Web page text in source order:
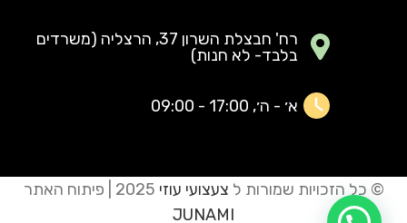
רח' חבצלת השרון 37, הרצליה (משרדים
בלבד- לא חנות)
א׳ - ה׳, 17:00 - 09:00
© כל הזכויות שמורות ל צעצועי עוזי
JUNAMI